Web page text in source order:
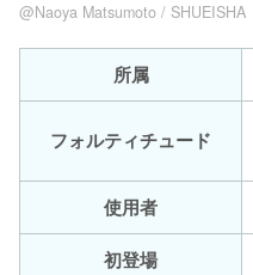
@Naoya Matsumoto / SHUEISHA
所属
フォルティチュード
使用者
初登場